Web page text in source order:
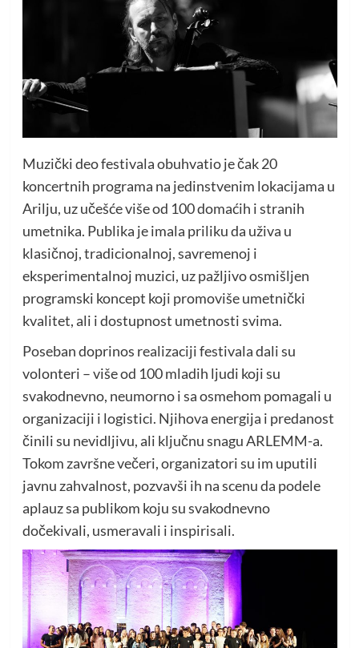
Muzički deo festivala obuhvatio je čak 20
koncertnih programa na jedinstvenim lokacijama u
Arilju, uz učešće više od 100 domaćih i stranih
umetnika. Publika je imala priliku da uživa u
klasičnoj, tradicionalnoj, savremenoj i
eksperimentalnoj muzici, uz pažljivo osmišljen
programski koncept koji promoviše umetnički
kvalitet, ali i dostupnost umetnosti svima.
Poseban doprinos realizaciji festivala dali su
volonteri – više od 100 mladih ljudi koji su
svakodnevno, neumorno i sa osmehom pomagali u
organizaciji i logistici. Njihova energija i predanost
činili su nevidljivu, ali ključnu snagu ARLEMM-a.
Tokom završne večeri, organizatori su im uputili
javnu zahvalnost, pozvavši ih na scenu da podele
aplauz sa publikom koju su svakodnevno
dočekivali, usmeravali i inspirisali.